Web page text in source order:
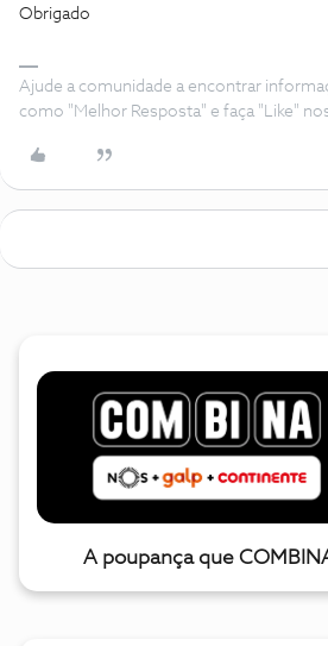
Obrigado
Ajude a comunidade a encontrar
como "Melhor Resposta" e faça "Like"
A poupança que